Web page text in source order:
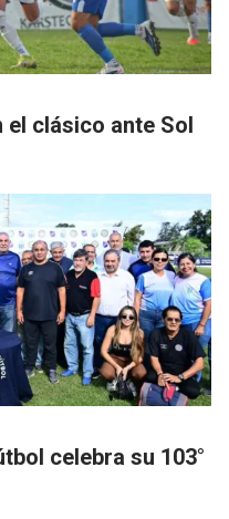
el clásico ante Sol
celebra su 103°